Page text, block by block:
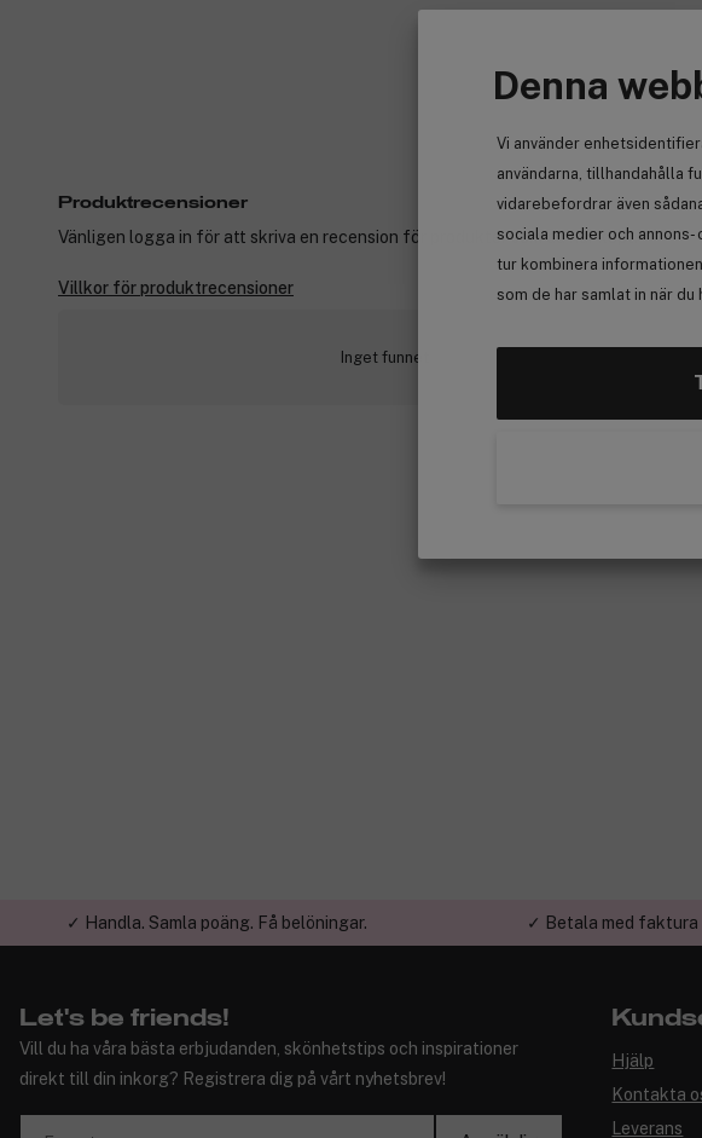
Denna
Vi använder
användarna, tillhandahålla
vidarebefordrar även
sociala medier och annons-
tur kombinera
som de har samlat in när du
Produktrecensioner
Vänligen logga in för att skriva en recension för produkter som du har köpt.
Villkor för produktrecensioner
Inget funnet
✓ Handla. Samla poäng. Få belöningar. ✓ Betala med faktura
Let's be friends!
Vill du ha våra bästa erbjudanden, skönhetstips och inspirationer
direkt till din inkorg? Registrera dig på vårt nyhetsbrev!
Hjälp
Kontakta
Leverans